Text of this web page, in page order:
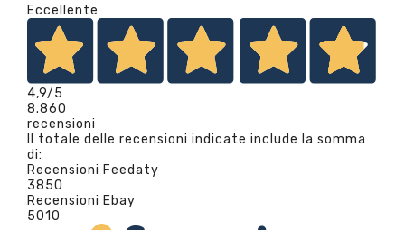
Eccellente
4,9/5
8.860
recensioni
Il totale delle recensioni indicate include la somma
di:
Recensioni Feedaty
3850
Recensioni Ebay
5010